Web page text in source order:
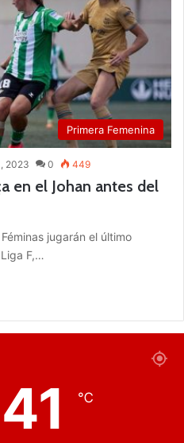
Primera Femenina
2023 0 449
en el Johan antes del
jugarán el último
F,…
41 ℃